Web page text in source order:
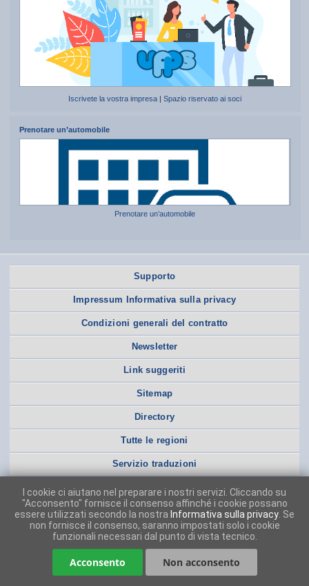
Iscrivete la vostra impresa |Spazio riservato ai soci
Prenotare un’automobile
Prenotare un’automobile
Supporto
Impressum Informativa sulla privacy
Condizioni generali del contratto
Newsletter
Link suggeriti
Sitemap
Directory
Tutte le regioni
Servizio traduzioni
I cookie ci aiutano nel preparare i nostri servizi. Cliccando su
"Acconsento" fornisce il consenso affinché i cookie possano
essere utilizzati secondo la nostra Informativa sulla privacy . Se
non fornisce il consenso, saranno impostati solo i cookie
funzionali necessari dal punto di vista tecnico.